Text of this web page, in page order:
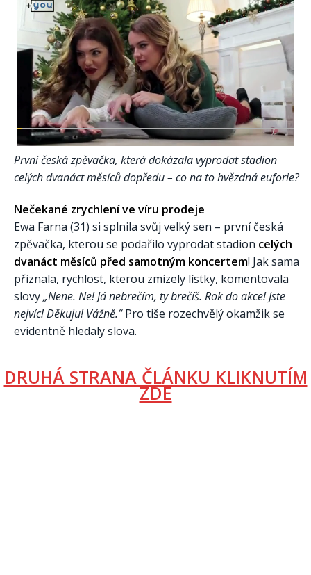
První česká zpěvačka, která dokázala vyprodat stadion
celých dvanáct měsíců dopředu – co na to hvězdná euforie?
Nečekané zrychlení ve víru prodeje
Ewa Farna (31) si splnila svůj velký sen – první česká
zpěvačka, kterou se podařilo vyprodat stadion celých
dvanáct měsíců před samotným koncertem! Jak sama
přiznala, rychlost, kterou zmizely lístky, komentovala
slovy„Nene. Ne! Já nebrečím, ty brečíš. Rok do akce! Jste
nejvíc! Děkuju! Vážně.“Pro tiše rozechvělý okamžik se
evidentně hledaly slova.
DRUHÁ STRANA ČLÁNKU KLIKNUTÍM
ZDE